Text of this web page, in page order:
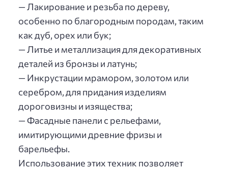
— Лакирование и резьба по дереву,
особенно по благородным породам, таким
как дуб, орех или бук;
— Литье и металлизация для декоративных
деталей из бронзы и латунь;
— Инкрустации мрамором, золотом или
серебром, для придания изделиям
дороговизны и изящества;
— Фасадные панели с рельефами,
имитирующими древние фризы и
барельефы.
Использование этих техник позволяет